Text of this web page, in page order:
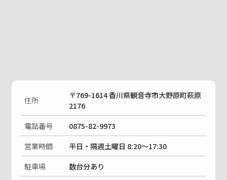
住所
〒769-1614 香川県観音寺市大野原町萩原
2176
電話番号
0875-82-9973
営業時間
平日・隔週土曜日 8:20〜17:30
駐車場
数台分あり